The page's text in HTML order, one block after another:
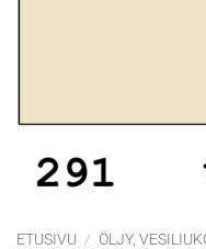
ETUSIVU / ÖLJY,